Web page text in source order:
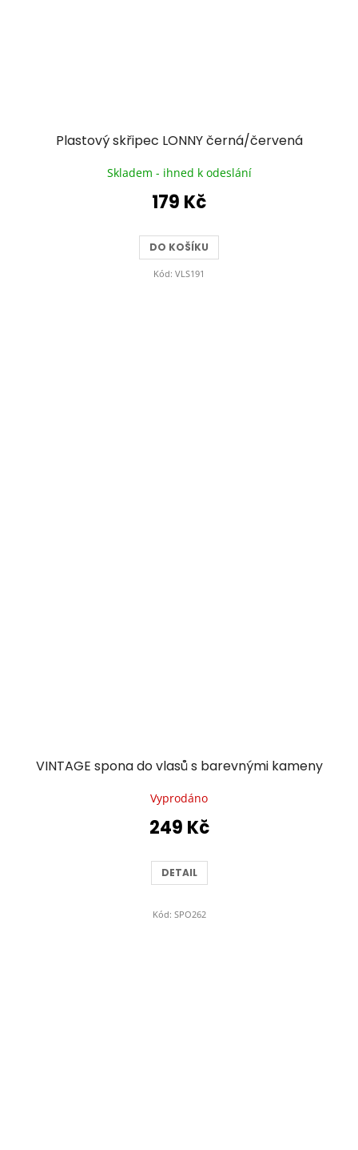
Plastový skřipec LONNY černá/červená
Skladem - ihned k odeslání
179 Kč
DO KOŠÍKU
Kód: VLS191
VINTAGE spona do vlasů s barevnými kameny
Vyprodáno
249 Kč
DETAIL
Kód: SPO262